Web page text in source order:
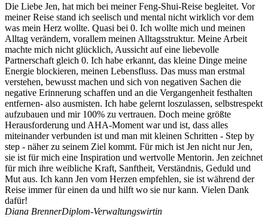
Die Liebe Jen, hat mich bei meiner Feng-Shui-Reise begleitet. Vor
meiner Reise stand ich seelisch und mental nicht wirklich vor dem
was mein Herz wollte. Quasi bei 0. Ich wollte mich und meinen
Alltag verändern, vorallem meinen Alltagsstruktur. Meine Arbeit
machte mich nicht glücklich, Aussicht auf eine liebevolle
Partnerschaft gleich 0. Ich habe erkannt, das kleine Dinge meine
Energie blockieren, meinen Lebensfluss. Das muss man erstmal
verstehen, bewusst machen und sich von negativen Sachen die
negative Erinnerung schaffen und an die Vergangenheit festhalten
entfernen- also ausmisten. Ich habe gelernt loszulassen, selbstrespekt
aufzubauen und mir 100% zu vertrauen. Doch meine größte
Herausforderung und AHA-Moment war und ist, dass alles
miteinander verbunden ist und man mit kleinen Schritten - Step by
step - näher zu seinem Ziel kommt. Für mich ist Jen nicht nur Jen,
sie ist für mich eine Inspiration und wertvolle Mentorin. Jen zeichnet
für mich ihre weibliche Kraft, Sanftheit, Verständnis, Geduld und
Mut aus. Ich kann Jen vom Herzen empfehlen, sie ist während der
Reise immer für einen da und hilft wo sie nur kann. Vielen Dank
dafür!
Diana BrennerDiplom-Verwaltungswirtin